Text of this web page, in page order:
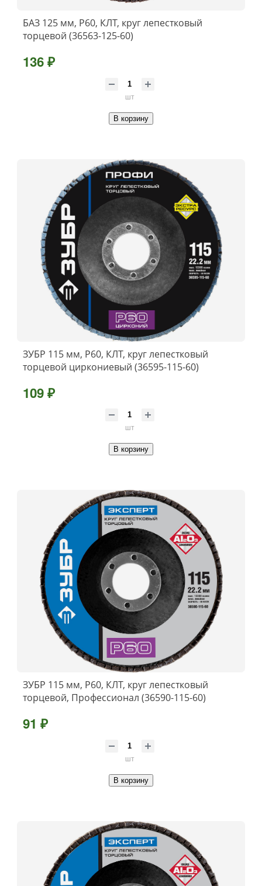
БАЗ 125 мм, P60, КЛТ, круг лепестковый
торцевой (36563-125-60)
136 ₽
шт
В корзину
ЗУБР 115 мм, P60, КЛТ, круг лепестковый
торцевой циркониевый (36595-115-60)
109 ₽
шт
В корзину
ЗУБР 115 мм, P60, КЛТ, круг лепестковый
торцевой, Профессионал (36590-115-60)
91 ₽
шт
В корзину